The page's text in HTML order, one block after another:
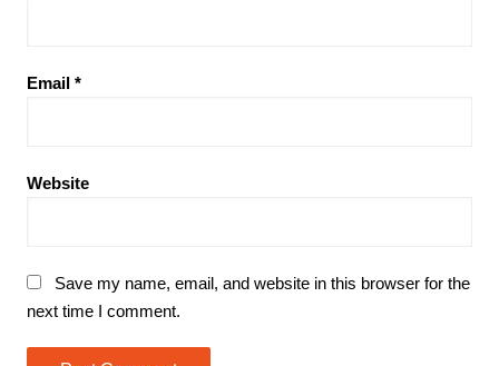
Email *
Website
Save my name, email, and website in this browser for the
next time I comment.